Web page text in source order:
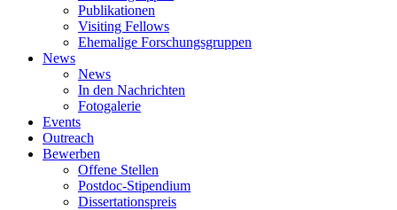
Publikationen
Visiting Fellows
Ehemalige Forschungsgruppen
News
News
In den Nachrichten
Fotogalerie
Events
Outreach
Bewerben
Offene Stellen
Postdoc-Stipendium
Dissertationspreis